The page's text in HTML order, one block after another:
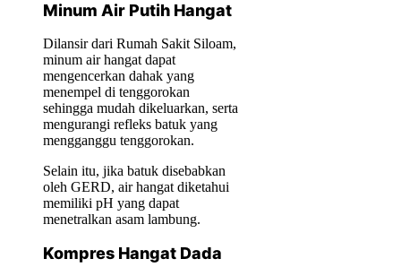
Minum Air Putih Hangat
Dilansir dari Rumah Sakit Siloam,
minum air hangat dapat
mengencerkan dahak yang
menempel di tenggorokan
sehingga mudah dikeluarkan, serta
mengurangi refleks batuk yang
mengganggu tenggorokan.
Selain itu, jika batuk disebabkan
oleh GERD, air hangat diketahui
memiliki pH yang dapat
menetralkan asam lambung.
Kompres Hangat Dada